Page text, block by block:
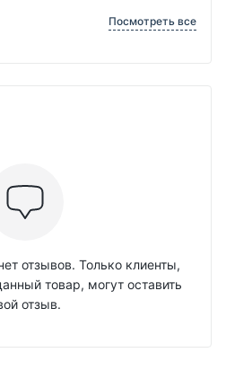
Посмотреть все
отзывов. Только клиенты,
товар, могут оставить
отзыв.